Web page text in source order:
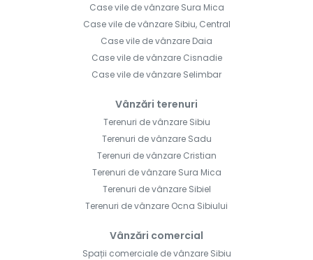
Case vile de vânzare Sura Mica
Case vile de vânzare Sibiu, Central
Case vile de vânzare Daia
Case vile de vânzare Cisnadie
Case vile de vânzare Selimbar
Vânzări terenuri
Terenuri de vânzare Sibiu
Terenuri de vânzare Sadu
Terenuri de vânzare Cristian
Terenuri de vânzare Sura Mica
Terenuri de vânzare Sibiel
Terenuri de vânzare Ocna Sibiului
Vânzări comercial
Spații comerciale de vânzare Sibiu